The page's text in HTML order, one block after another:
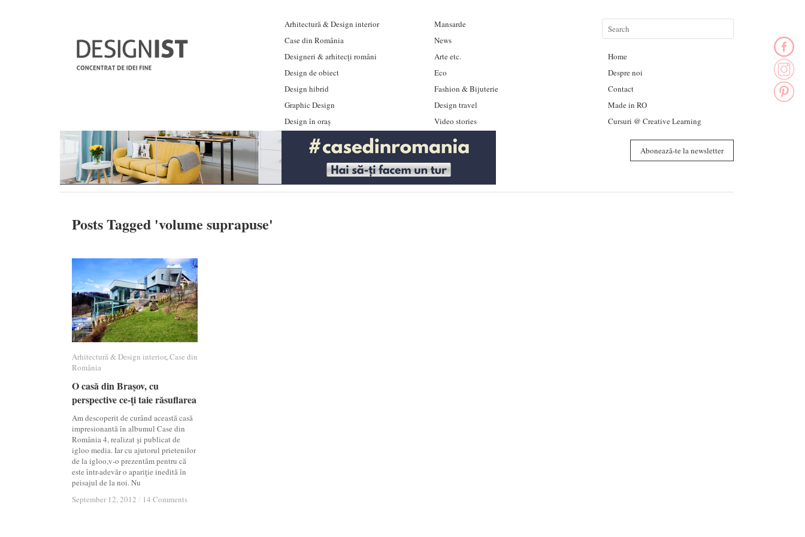
Arhitectură & Design interior
Case din România
Designeri & arhitecți români
Design de obiect
Design hibrid
Graphic Design
Design în oraș
Mansarde
News
Arte etc.
Eco
Fashion & Bijuterie
Design travel
Video stories
Home
Despre noi
Contact
Made in RO
Cursuri @ Creative Learning
Abonează-te la newsletter
Posts Tagged 'volume suprapuse'
Arhitectură & Design interior,Case din
România
O casă din Braşov, cu
perspective ce-ţi taie răsuflarea
Am descoperit de curând această casă
impresionantă în albumul Case din
România 4, realizat şi publicat de
igloo media. Iar cu ajutorul prietenilor
de la igloo,v-o prezentăm pentru că
este într-adevăr o apariţie inedită în
peisajul de la noi. Nu
September 12, 2012 / 14 Comments
Arhitectură & Design interior Case din
România
O casă din Braşov, cu
perspective ce-ţi taie răsuflarea
September 12, 2012 / 14 Comments